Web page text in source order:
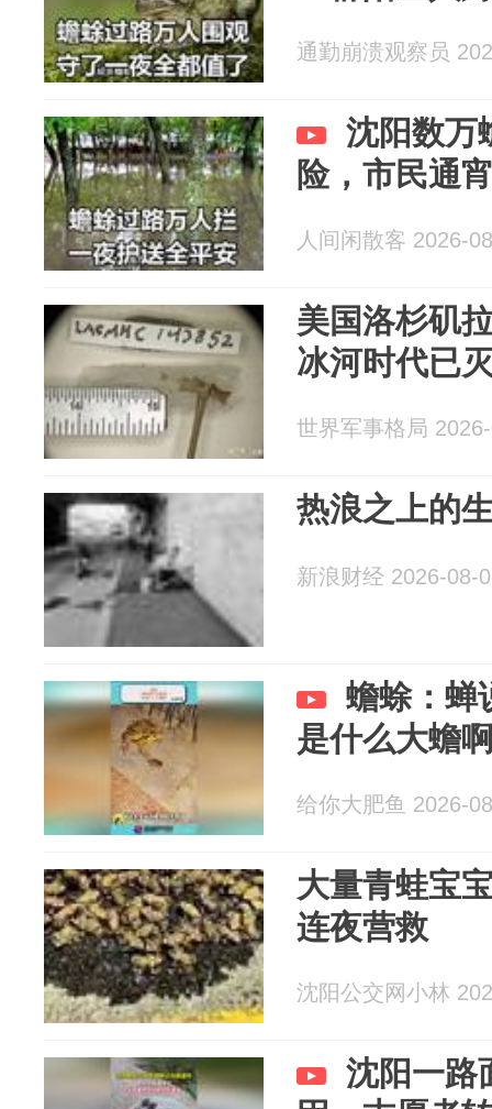
通勤崩溃观察员
沈阳数万
险，市民通
人间闲散客 2026-
美国洛杉矶
冰河时代已
世界军事格局
热浪之上的
新浪财经 2026-08-
蟾蜍：蝉
是什么大蟾
给你大肥鱼 2026-
大量青蛙宝
连夜营救
沈阳公交网小林
沈阳一路